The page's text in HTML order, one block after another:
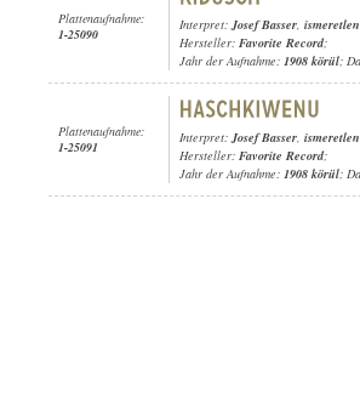
Plattenaufnahme:
1-25090
Interpret:Josef Basser,
Hersteller: Favorite Record;
Jahr der Aufnahme: 1908 körül;
Plattenaufnahme:
1-25091
Interpret:Josef Basser,
Hersteller: Favorite Record;
Jahr der Aufnahme: 1908 körül;